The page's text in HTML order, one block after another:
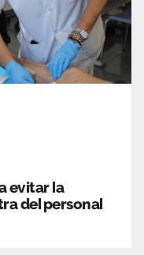
evitar la
del personal